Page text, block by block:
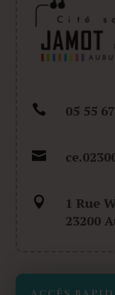
 05 55


1 Rue
23200